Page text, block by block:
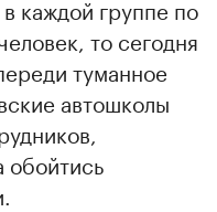
каждой группе по
то сегодня
туманное
автошколы
обойтись